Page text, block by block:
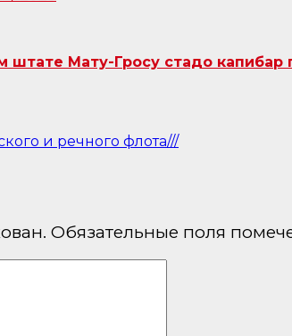
Мату-Гросу стадо
и речного флота///
Обязательные поля